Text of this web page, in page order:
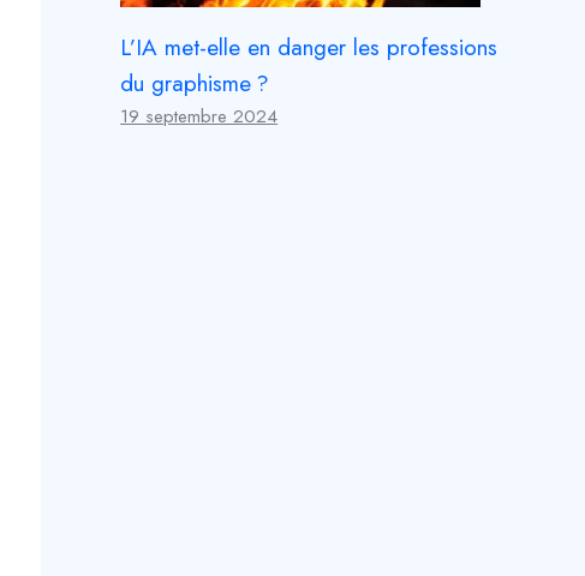
L’IA met-elle en danger les professions
du graphisme ?
19 septembre 2024